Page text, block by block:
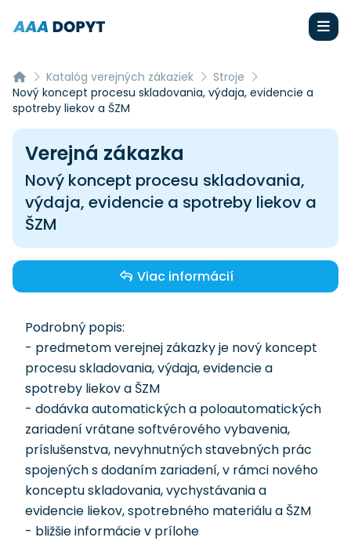
Katalóg verejných zákaziek
Stroje
Nový koncept procesu skladovania, výdaja, evidencie a
spotreby liekov a ŠZM
Verejná zákazka
Nový koncept procesu skladovania,
výdaja, evidencie a spotreby liekov a
ŠZM
Viac informácií
Podrobný popis:
- predmetom verejnej zákazky je nový koncept
procesu skladovania, výdaja, evidencie a
spotreby liekov a ŠZM
- dodávka automatických a poloautomatických
zariadení vrátane softvérového vybavenia,
príslušenstva, nevyhnutných stavebných prác
spojených s dodaním zariadení, v rámci nového
konceptu skladovania, vychystávania a
evidencie liekov, spotrebného materiálu a ŠZM
- bližšie informácie v prílohe